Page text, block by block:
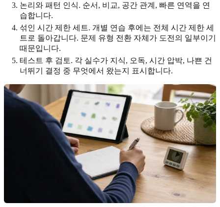
논리와 패턴 인식. 순서, 비교, 공간 관계, 빠른 연역을 연
습합니다.
섞인 시간 제한 세트. 개별 연습 후에는 전체 시간 제한 세
트로 돌아갑니다. 문제 유형 전환 자체가 도전의 일부이기
때문입니다.
테스트 후 검토. 각 실수가 지식, 오독, 시간 압박, 나쁜 건
너뛰기 결정 중 무엇에서 왔는지 표시합니다.